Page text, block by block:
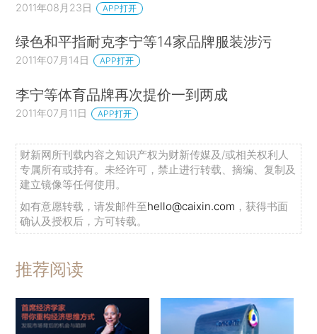
2011年08月23日 APP打开
绿色和平指耐克李宁等14家品牌服装涉污
2011年07月14日 APP打开
李宁等体育品牌再次提价一到两成
2011年07月11日 APP打开
财新网所刊载内容之知识产权为财新传媒及/或相关权利人
专属所有或持有。未经许可，禁止进行转载、摘编、复制及
建立镜像等任何使用。
如有意愿转载，请发邮件至hello@caixin.com ，获得书面
确认及授权后，方可转载。
推荐阅读